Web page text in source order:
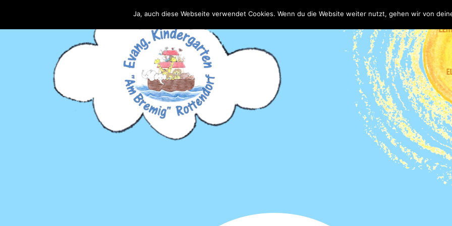
Ja, auch diese Webseite verwendet Cookies. Wenn du die Website weiter nutzt, gehen wir von